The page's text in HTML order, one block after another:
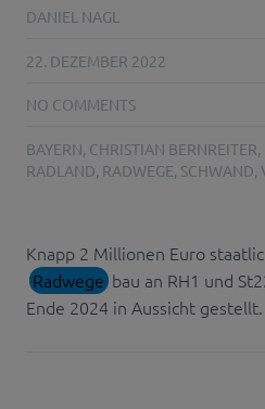
DANIEL NAGL
22. DEZEMBER 2022
NO COMMENTS
BAYERN, CHRISTIAN BERNREITER,
RADLAND, RADWEGE, SCHWAND,
Knapp 2 Millionen Euro
Radwege bau an RH1 und
Ende 2024 in Aussicht gestellt.